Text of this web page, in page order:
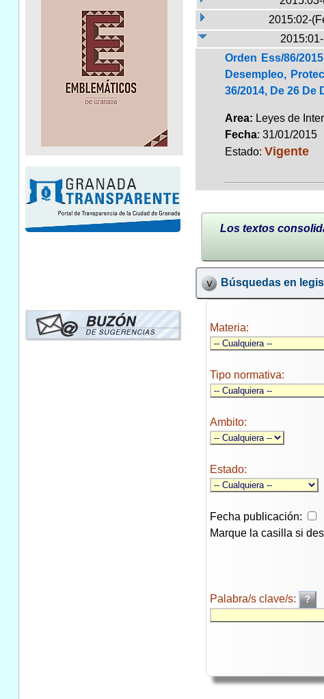
2015:02-
Orden Ess/86/
Desempleo,
36/2014, De 26 De
Area: Leyes de
Fecha: 31/01/2015
Estado: Vigente
Los textos
Búsquedas en
Materia:
Tipo normativa:
Ambito:
Estado:
Fecha publicación:
Marque la casilla si
Palabra/s clave/s: